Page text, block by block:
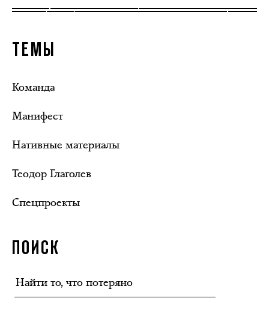
ТЕМЫ
Команда
Манифест
Нативные материалы
Теодор Глаголев
Спецпроекты
ПОИСК